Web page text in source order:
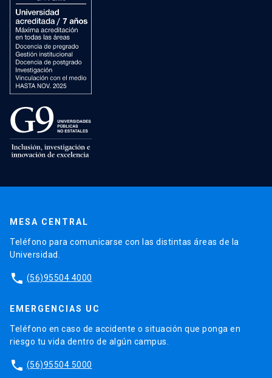
MESA CENTRAL
Teléfono para comunicarse con las distintas áreas de la
Universidad.
phone (56)95504 4000
EMERGENCIAS UC
Teléfono en caso de accidente o situación que ponga en
riesgo tu vida dentro de algún campus.
phone (56)95504 5000